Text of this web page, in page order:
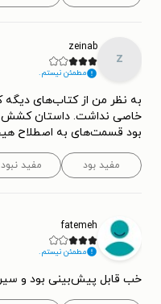
z
zeinab
مطمئن نیستم.
به نظر من از کتاب‌های
خاصی نداشت. داستان کشش
بود قسمت‌های به اصطلاح
مفید بود مفید نبود
fatemeh
مطمئن نیستم.
خب قابل پیش‌بینی بود و